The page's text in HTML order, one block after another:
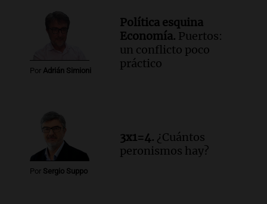
Por Adrián Simioni
Política esquina
Economía. Puertos:
un conflicto poco
práctico
Por Sergio Suppo
3x1=4. ¿Cuántos
peronismos hay?